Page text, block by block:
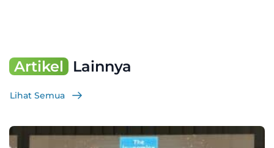
Artikel Lainnya
Lihat Semua